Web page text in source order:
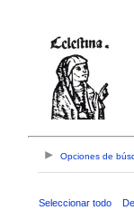
Opciones de
Seleccionar todo